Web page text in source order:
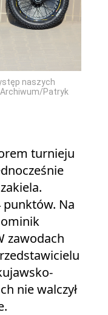
naszych
Patryk
turnieju
punktów. Na
zawodach
nie walczył